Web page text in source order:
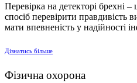
Перевірка на детекторі брехні
спосіб перевірити
мати впевненість у надійності
Дiзнатись бiльше
Фізична охорона